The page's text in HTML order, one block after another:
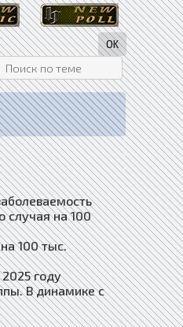
случая на 100
100 тыс.
году
В динамике с